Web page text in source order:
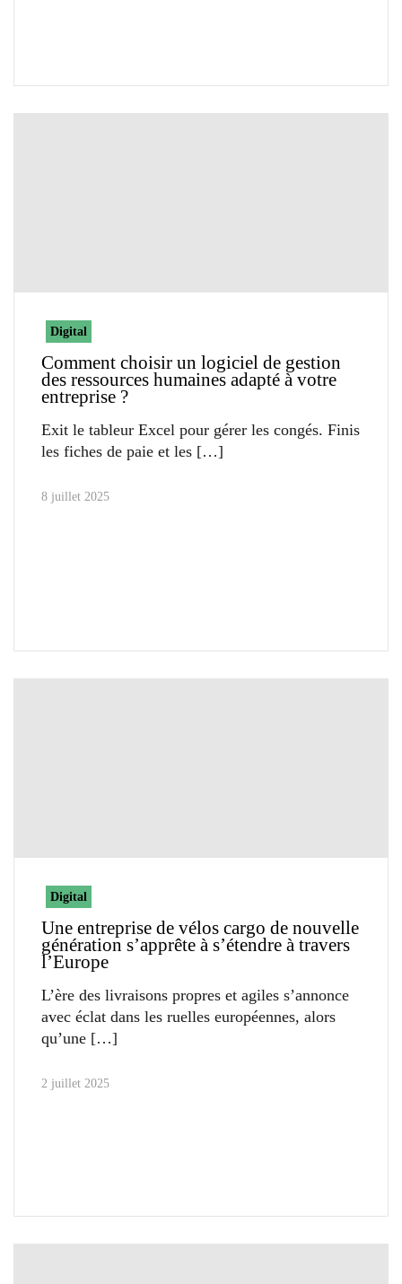
Digital
Comment choisir un logiciel de gestion
des ressources humaines adapté à votre
entreprise ?
Exit le tableur Excel pour gérer les congés. Finis
les fiches de paie et les
8 juillet 2025
Digital
Une entreprise de vélos cargo de nouvelle
génération s’apprête à s’étendre à travers
l’Europe
L’ère des livraisons propres et agiles s’annonce
avec éclat dans les ruelles européennes, alors
qu’une
2 juillet 2025